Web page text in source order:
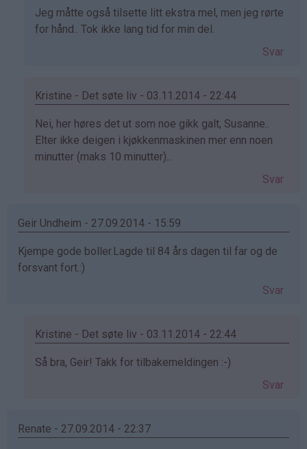
Som
svar
(ikke
Jeg måtte også tilsette litt ekstra mel, men jeg rørte
for hånd.. Tok ikke lang tid for min del.
Svar
Kristine - Det søte liv - 03.11.2014 - 22:44
Som
svar
på
bekreftet)
Nei, her høres det ut som noe gikk galt, Susanne..
Elter ikke deigen i kjøkkenmaskinen mer enn noen
minutter (maks 10 minutter)...
Svar
Geir Undheim - 27.09.2014 - 15:59
Kjempe gode boller.Lagde til 84 års dagen til far og de
forsvant fort.:)
Svar
Kristine - Det søte liv - 03.11.2014 - 22:44
Som
Geir
Så bra, Geir! Takk for tilbakemeldingen :-)
Svar
Renate - 27.09.2014 - 22:37